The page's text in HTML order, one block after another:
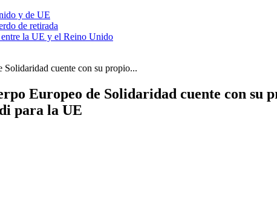
y de UE
de retirada
la UE y el Reino Unido
Solidaridad cuente con su propio...
Europeo de Solidaridad cuente con su
para la UE